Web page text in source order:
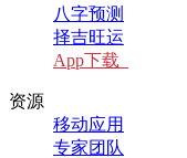
八字预测
择吉旺运
App下载
资源
移动应用
专家团队